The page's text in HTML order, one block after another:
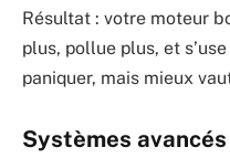
Résultat : votre moteur
plus, pollue plus, et
paniquer, mais mieux
Systèmes